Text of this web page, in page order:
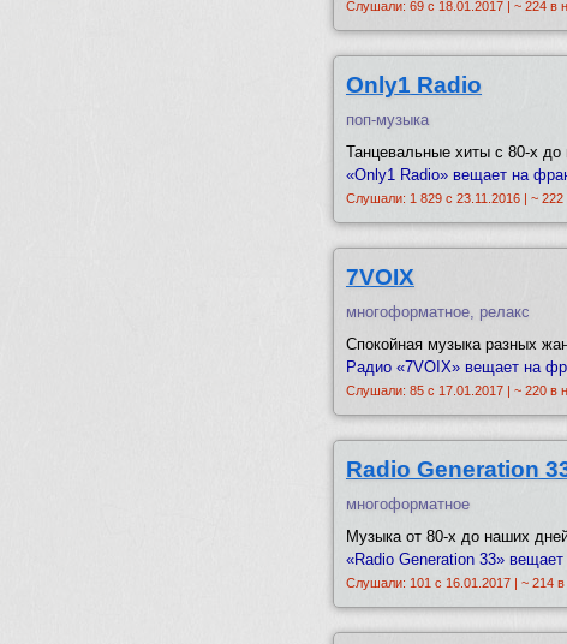
Слушали: 69 с 18.01.2017 | ~ 224 в
Only1 Radio
поп-музыка
Танцевальные хиты с 80-х до
«Only1 Radio» вещает на
Слушали: 1 829 с 23.11.2016 | ~ 222
7VOIX
многоформатное, релакс
Спокойная музыка разных
Радио «7VOIX» вещает на
Слушали: 85 с 17.01.2017 | ~ 220 в
Radio Generation
многоформатное
Музыка от 80-х до наших
«Radio Generation 33»
Слушали: 101 с 16.01.2017 | ~ 214 в